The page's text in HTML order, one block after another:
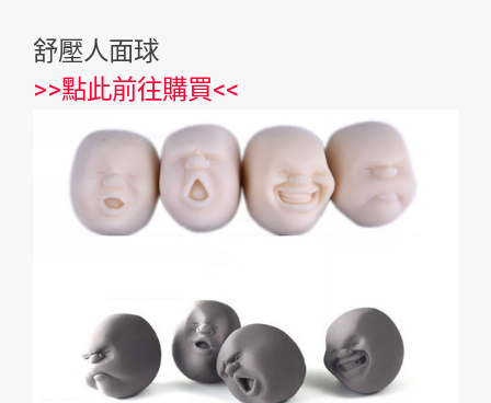
舒壓人面球
>>點此前往購買<<